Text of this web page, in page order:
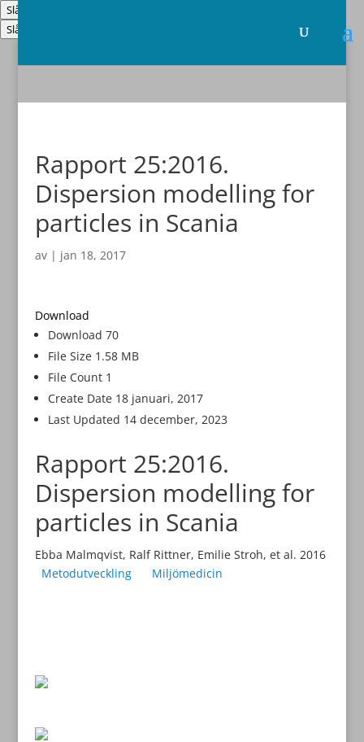
Slå på/av hög kontrast
Slå på/av textstorlek
Rapport 25:2016.
Dispersion modelling for
particles in Scania
av | jan 18, 2017
Download
Download70
File Size 1.58 MB
File Count 1
Create Date 18 januari, 2017
Last Updated 14 december, 2023
Rapport 25:2016.
Dispersion modelling for
particles in Scania
Ebba Malmqvist, Ralf Rittner, Emilie Stroh, et al. 2016
Metodutveckling
Miljömedicin